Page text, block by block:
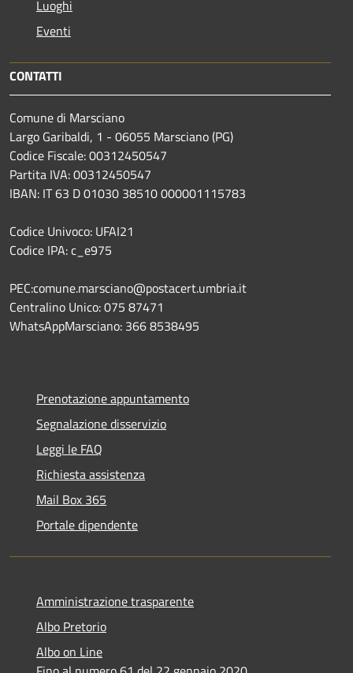
Luoghi
Eventi
CONTATTI
Comune di Marsciano
Largo Garibaldi, 1 - 06055 Marsciano (PG)
Codice Fiscale: 00312450547
Partita IVA: 00312450547
IBAN: IT 63 D 01030 38510 000001115783
Codice Univoco: UFAI21
Codice IPA: c_e975
PEC:comune.marsciano@postacert.umbria.it
Centralino Unico: 075 87471
WhatsAppMarsciano: 366 8538495
Prenotazione appuntamento
Segnalazione disservizio
Leggi le FAQ
Richiesta assistenza
Mail Box 365
Portale dipendente
Amministrazione trasparente
Albo Pretorio
Albo on Line